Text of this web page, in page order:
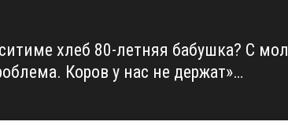
хлеб 80-летняя бабушка? С
Коров у нас не держат»…